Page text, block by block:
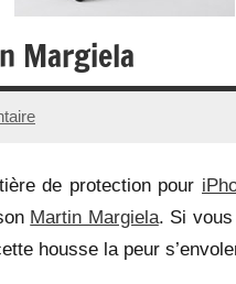
Margiela
de protection pour
Martin Margiela. Si
housse la peur